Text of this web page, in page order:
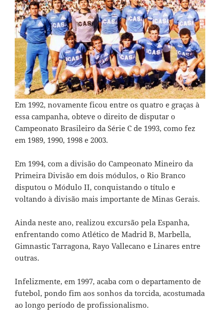
Em 1992, novamente ficou entre os quatro e graças à
essa campanha, obteve o direito de disputar o
Campeonato Brasileiro da Série C de 1993, como fez
em 1989, 1990, 1998 e 2003.
Em 1994, com a divisão do Campeonato Mineiro da
Primeira Divisão em dois módulos, o Rio Branco
disputou o Módulo II, conquistando o título e
voltando à divisão mais importante de Minas Gerais.
Ainda neste ano, realizou excursão pela Espanha,
enfrentando como Atlético de Madrid B, Marbella,
Gimnastic Tarragona, Rayo Vallecano e Linares entre
outras.
Infelizmente, em 1997, acaba com o departamento de
futebol, pondo fim aos sonhos da torcida, acostumada
ao longo período de profissionalismo.